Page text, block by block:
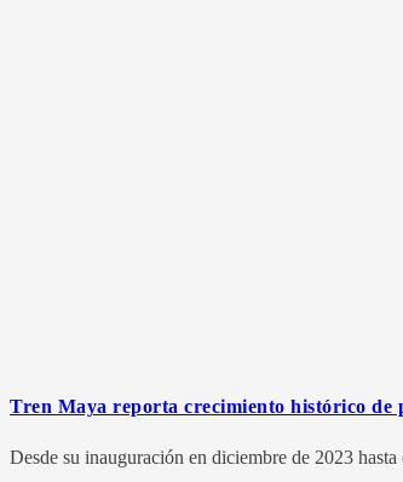
Tren Maya reporta crecimiento histórico de
Desde su inauguración en diciembre de 2023